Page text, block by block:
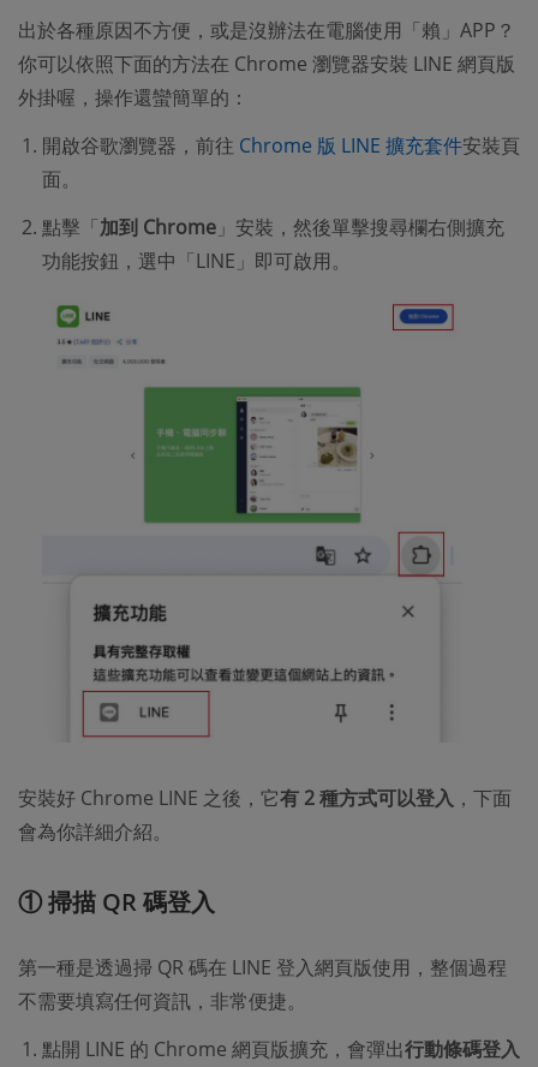
出於各種原因不方便，或是沒辦法在電腦使用「賴」APP？
你可以依照下面的方法在 Chrome 瀏覽器安裝 LINE 網頁版
外掛喔，操作還蠻簡單的：
開啟谷歌瀏覽器，前往 Chrome 版 LINE 擴充套件安裝頁
面。
點擊「加到 Chrome 」安裝，然後單擊搜尋欄右側擴充
功能按鈕，選中「LINE」即可啟用。
安裝好 Chrome LINE 之後，它有 2 種方式可以登入 ，下面
會為你詳細介紹。
① 掃描 QR 碼登入
第一種是透過掃 QR 碼在 LINE 登入網頁版使用，整個過程
不需要填寫任何資訊，非常便捷。
點開 LINE 的 Chrome 網頁版擴充，會彈出行動條碼登入